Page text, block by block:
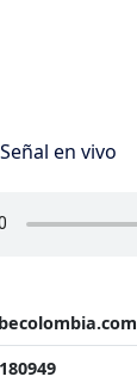
Señal en vivo